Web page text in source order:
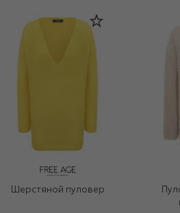
Шерстяной пуловер